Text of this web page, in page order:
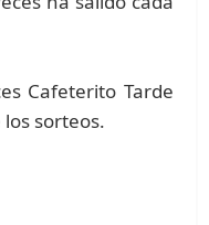
Cafeterito Tarde
sorteos.